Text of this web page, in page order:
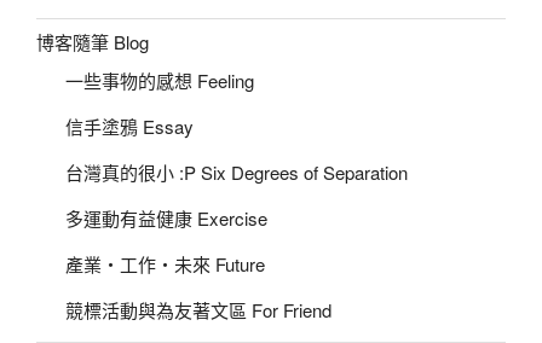
博客隨筆 Blog
一些事物的感想 Feeling
信手塗鴉 Essay
台灣真的很小 :P Six Degrees of Separation
多運動有益健康 Exercise
產業‧工作‧未來 Future
競標活動與為友著文區 For Friend